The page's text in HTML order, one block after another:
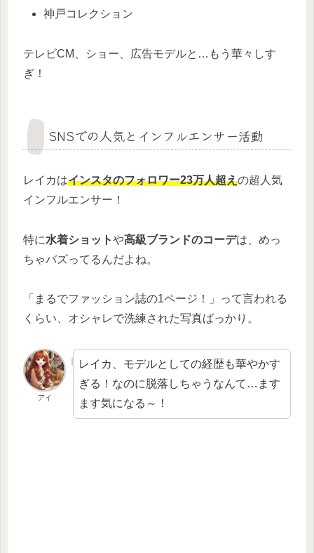
神戸コレクション
テレビCM、ショー、広告モデルと…もう華々しす
ぎ！
SNSでの人気とインフルエンサー活動
レイカはインスタのフォロワー23万人超えの超人気
インフルエンサー！
特に水着ショットや高級ブランドのコーデは、めっ
ちゃバズってるんだよね。
「まるでファッション誌の1ページ！」って言われる
くらい、オシャレで洗練された写真ばっかり。
アイ
レイカ、モデルとしての経歴も華やかす
ぎる！なのに脱落しちゃうなんて…ます
ます気になる～！